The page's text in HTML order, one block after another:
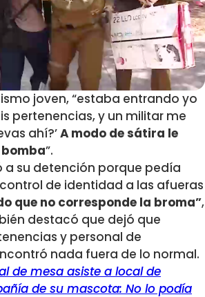
joven, “estaba entrando yo
pertenencias, y un militar me
ahí?’A modo de sátira le
”.
a su detención porque pedía
de identidad a las afueras
que no corresponde la broma”,
destacó que dejó que
y personal de
nada fuera de lo normal.
de mesa asiste a local de
de su mascota: No lo podía